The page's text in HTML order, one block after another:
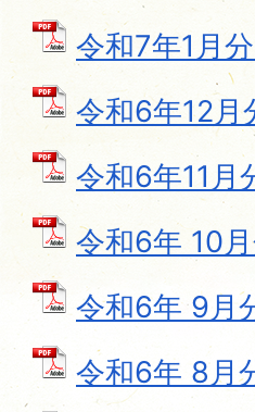
令和7年1月
令和6年12月
令和6年11月
令和6年 10
令和6年 9月
令和6年 8月